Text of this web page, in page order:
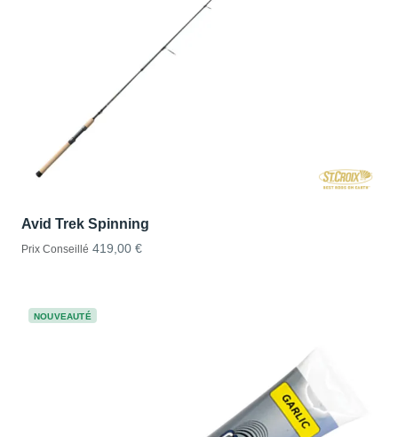
Avid Trek Spinning
Prix Conseillé 419,00 €
NOUVEAUTÉ